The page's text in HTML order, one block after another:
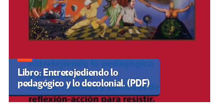
Libro: Entretejediendo lo
pedagógico y lo decolonial. (PDF)